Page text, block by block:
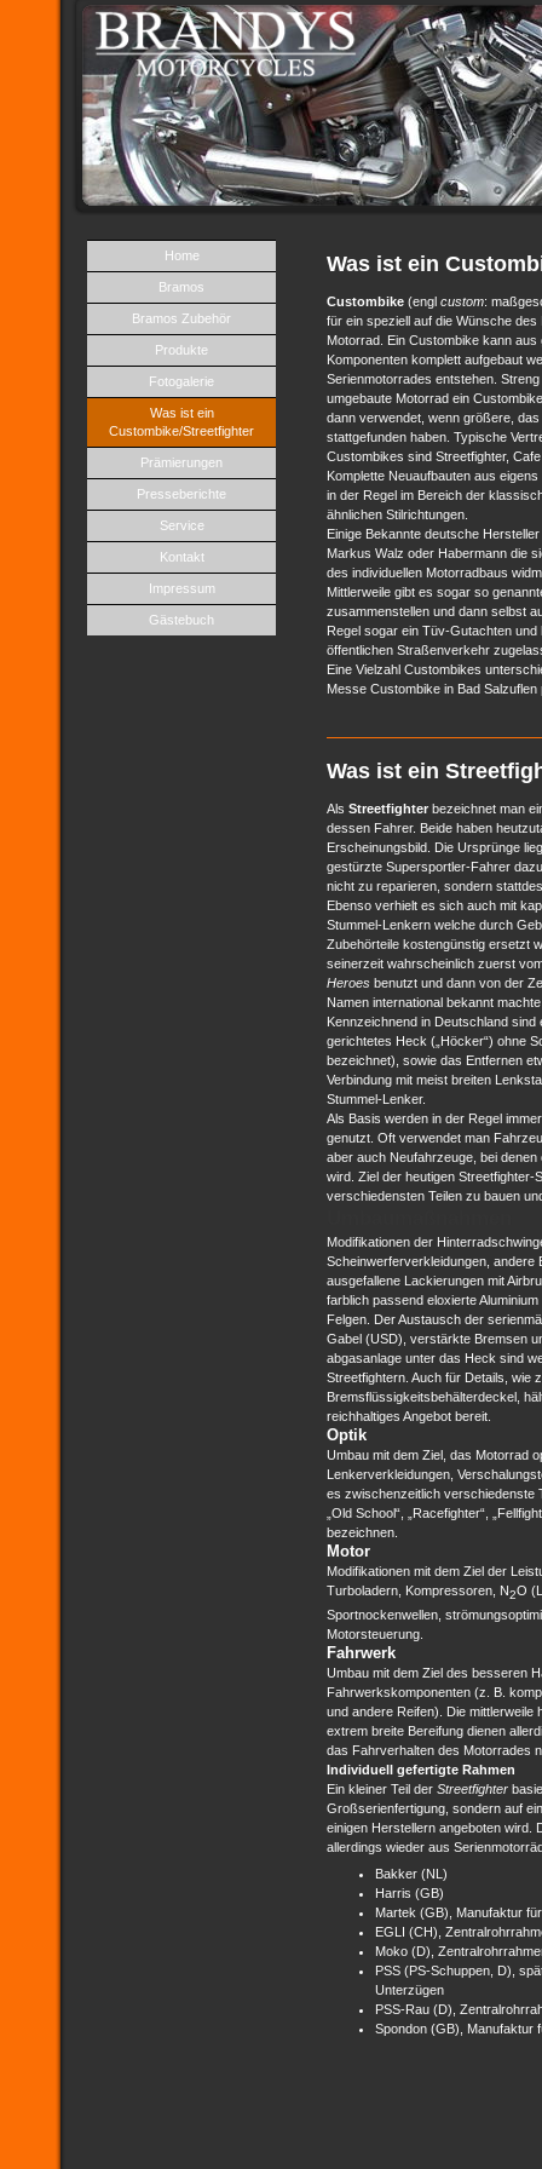
Home
Bramos
Bramos Zubehör
Produkte
Fotogalerie
Was ist ein
Custombike/Streetfighter
Prämierungen
Presseberichte
Service
Kontakt
Impressum
Gästebuch
Was ist ein
Custombike (engl custom:
für ein speziell auf die Wünsche
Motorrad. Ein Custombike kann
Komponenten komplett aufgebaut
Serienmotorrades entstehen.
umgebaute Motorrad ein
dann verwendet, wenn größere,
stattgefunden haben. Typische
Custombikes sind Streetfighter,
Komplette Neuaufbauten aus
in der Regel im Bereich der
ähnlichen Stilrichtungen.
Einige Bekannte deutsche
Markus Walz oder Habermann die
des individuellen Motorradbaus
Mittlerweile gibt es sogar so
zusammenstellen und dann selbst
Regel sogar ein Tüv-Gutachten
öffentlichen Straßenverkehr
Eine Vielzahl Custombikes
Messe Custombike in Bad Salzuflen
Was ist ein
Als Streetfighter bezeichnet man
dessen Fahrer. Beide haben
Erscheinungsbild. Die Ursprünge
gestürzte Supersportler-Fahrer
nicht zu reparieren, sondern
Ebenso verhielt es sich auch mit
Stummel-Lenkern welche durch
Zubehörteile kostengünstig ersetzt
seinerzeit wahrscheinlich zuerst
Heroes benutzt und dann von der
Namen international bekannt
Kennzeichnend in Deutschland
gerichtetes Heck („Höcker“) ohne
bezeichnet), sowie das Entfernen
Verbindung mit meist breiten
Stummel-Lenker.
Als Basis werden in der Regel
genutzt. Oft verwendet man
aber auch Neufahrzeuge, bei
wird. Ziel der heutigen
verschiedensten Teilen zu bauen
Modifikationen der
Scheinwerferverkleidungen, andere
ausgefallene Lackierungen mit
farblich passend eloxierte
Felgen. Der Austausch der
Gabel (USD), verstärkte Bremsen
abgasanlage unter das Heck sind
Streetfightern. Auch für Details, wie
Bremsflüssigkeitsbehälterdeckel,
reichhaltiges Angebot bereit.
Optik
Umbau mit dem Ziel, das Motorrad
Lenkerverkleidungen,
es zwischenzeitlich verschiedenste
„Old School“, „Racefighter“,
bezeichnen.
Motor
Modifikationen mit dem Ziel der
Turboladern, Kompressoren, N2O
Sportnockenwellen,
Motorsteuerung.
Fahrwerk
Umbau mit dem Ziel des besseren
Fahrwerkskomponenten (z. B.
und andere Reifen). Die mittlerweile
extrem breite Bereifung dienen
das Fahrverhalten des Motorrades
Individuell gefertigte Rahmen
Ein kleiner Teil der Streetfighter
Großserienfertigung, sondern auf
einigen Herstellern angeboten wird.
allerdings wieder aus
Bakker (NL)
Harris (GB)
Martek (GB), Manufaktur
EGLI (CH),
Moko (D),
PSS (PS-Schuppen, D),
Unterzügen
PSS-Rau (D),
Spondon (GB), Manufaktur